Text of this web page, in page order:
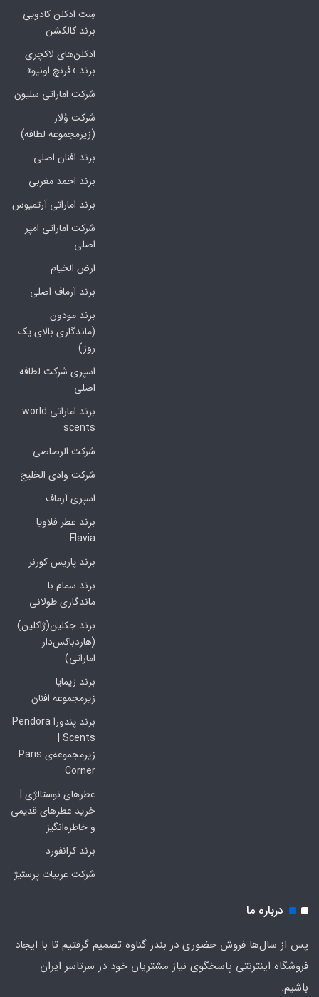
سِت ادکلن کادویی
برند کالکشن
ادکلن‌های لاکچری
برند «فرنچ اونیو»
شرکت اماراتی سلیون
شرکت وُلار
(زیرمجموعه لطافه)
برند افنان اصلی
برند احمد مغربی
برند اماراتی آرتمیوس
شرکت اماراتی امپر
اصلی
ارض الخیام
برند آرماف اصلی
برند مودون
(ماندگاری بالای یک
روز)
اسپری شرکت لطافه
اصلی
برند اماراتی world
scents
شرکت الرصاصی
شرکت وادی الخلیج
اسپری آرماف
برند عطر فلاویا
Flavia
برند پاریس کورنر
برند سمام با
ماندگاری طولانی
برند جکلین(ژاکلین)
(هاردباکس‌دار
اماراتی)
برند زیمایا
زیرمجموعه افنان
برند پندورا Pendora
Scents |
زیرمجموعه‌ی Paris
Corner
عطرهای نوستالژی |
خرید عطرهای قدیمی
و خاطره‌انگیز
برند کرانفورد
شرکت عربیات پرستیژ
درباره ما
پس از سال‌ها فروش حضوری در بندر گناوه تصمیم گرفتیم تا با ایجاد
فروشگاه اینترنتی پاسخگوی نیاز مشتریان خود در سرتاسر ایران
باشیم.